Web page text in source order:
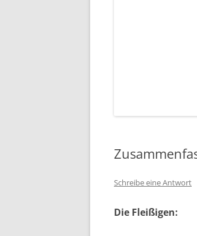
Schreibe eine Antwort
Die Fleißigen: